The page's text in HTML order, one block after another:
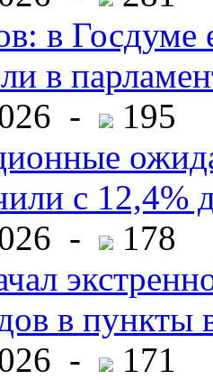
в Госдуме
в
-
195
с 12,4%
-
178
в пункты
-
171